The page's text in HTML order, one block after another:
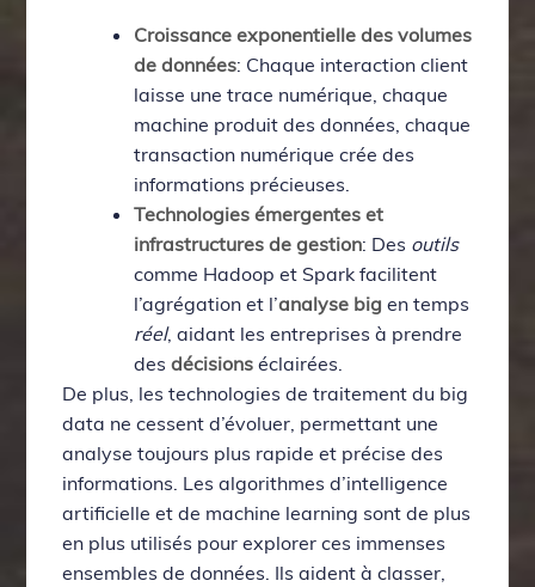
Croissance exponentielle des volumes
de données: Chaque interaction client
laisse une trace numérique, chaque
machine produit des données, chaque
transaction numérique crée des
informations précieuses.
Technologies émergentes et
infrastructures de gestion: Des outils
comme Hadoop et Spark facilitent
l’agrégation et l’analyse big en temps
réel, aidant les entreprises à prendre
desdécisions éclairées.
De plus, les technologies de traitement du big
data ne cessent d’évoluer, permettant une
analyse toujours plus rapide et précise des
informations. Les algorithmes d’intelligence
artificielle et de machine learning sont de plus
en plus utilisés pour explorer ces immenses
ensembles de données. Ils aident à classer,